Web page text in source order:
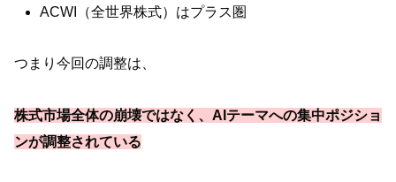
ACWI（全世界株式）はプラス圏
つまり今回の調整は、
株式市場全体の崩壊ではなく、AIテーマへの集中ポジショ
ンが調整されている